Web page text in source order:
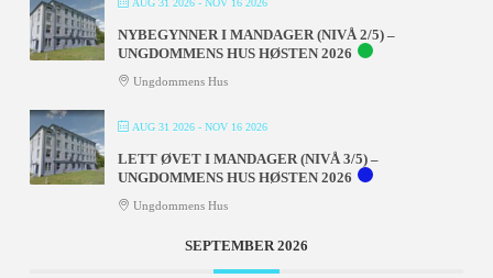
AUG 31 2026- NOV 16 2026
NYBEGYNNER I MANDAGER (NIVÅ 2/5) –
UNGDOMMENS HUS HØSTEN 2026
Ungdommens Hus
AUG 31 2026- NOV 16 2026
LETT ØVET I MANDAGER (NIVÅ 3/5) –
UNGDOMMENS HUS HØSTEN 2026
Ungdommens Hus
SEPTEMBER 2026